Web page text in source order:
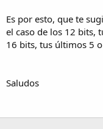
Es por esto, que te
el caso de los 12 bits,
16 bits, tus últimos 5
Saludos